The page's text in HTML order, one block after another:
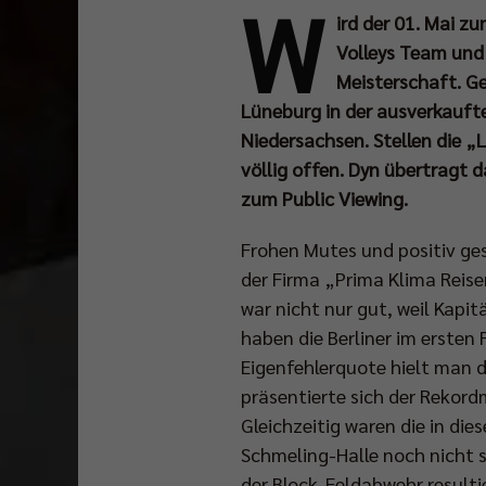
W ird der 01. Mai
Volleys Team
Meisterschaft.
Lüneburg in der
Niedersachsen. Stellen die
völlig offen. Dyn übertragt
zum Public Viewing.
Frohen Mutes und positiv
der Firma „Prima Klima
war nicht nur gut, weil
haben die Berliner im
Eigenfehlerquote hielt man
präsentierte sich der
Gleichzeitig waren die in
Schmeling-Halle noch nicht